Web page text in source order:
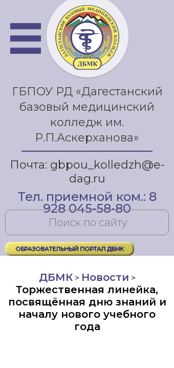
ГБПОУ РД «Дагестанский
базовый медицинский
колледж им.
Р.П.Аскерханова»
Почта: gbpou_kolledzh@e-
dag.ru
Тел. приемной ком.: 8
928 045-58-80
ОБРАЗОВАТЕЛЬНЫЙ ПОРТАЛ ДБМК
ДБМК> Новости >
Торжественная линейка,
посвящённая дню знаний и
началу нового учебного
года